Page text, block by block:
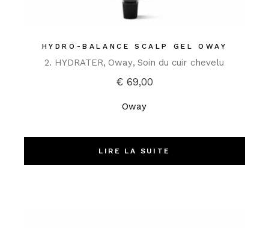
HYDRO-BALANCE SCALP GEL OWAY
2. HYDRATER Oway Soin du cuir chevelu
€69,00
Oway
LIRE LA SUITE